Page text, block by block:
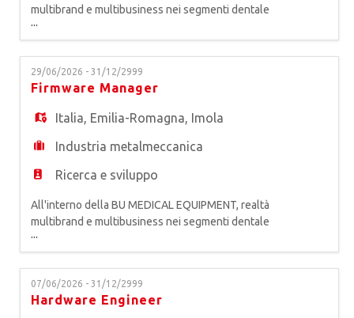
multibrand e multibusiness nei segmenti dentale
e medicale, primo produttore europeo di
attrezzature odontoiatriche, siamo alla ricerca di
un* Assembly Coordinator. La risorsa ha la
responsabilità di coordinare le attività produttive
del reparto assegnato, garantendo il rispetto dei
...
29/06/2026 - 31/12/2999
Firmware Manager
Italia, Emilia-Romagna, Imola
Industria metalmeccanica
Ricerca e sviluppo
All'interno della BU MEDICAL EQUIPMENT, realtà
multibrand e multibusiness nei segmenti dentale
e medicale, primo produttore europeo di
attrezzature odontoiatriche, siamo alla ricerca di
un* FIRMWARE MANAGER. Riportando all'R&D
Manager, la risorsa sarà responsabile della qualità
della progettazione nel rispetto dei target ricevuti
...
07/06/2026 - 31/12/2999
Hardware Engineer